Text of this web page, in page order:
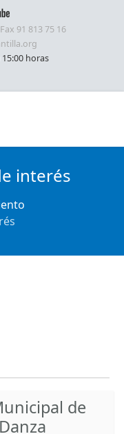
Fax 91 813 75 16
15:00 horas
interés
de